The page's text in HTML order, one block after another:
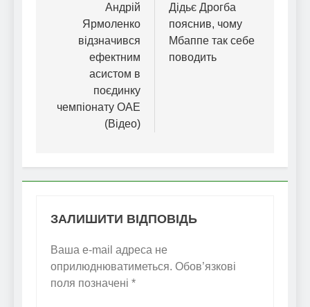
записівАндрій
Ярмоленко
відзначився
ефектним
асистом в
поєдинку
чемпіонату ОАЕ
(Відео)
Дідьє Дрогба
пояснив, чому
Мбаппе так себе
поводить
ЗАЛИШИТИ ВІДПОВІДЬ
Ваша e-mail адреса не
оприлюднюватиметься. Обов’язкові
поля позначені *